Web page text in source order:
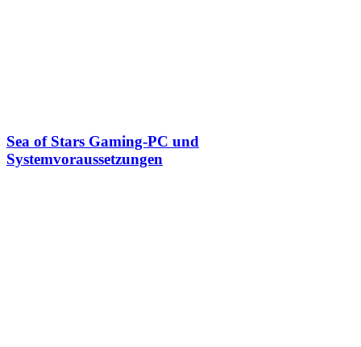
Sea of Stars Gaming-PC und
Systemvoraussetzungen